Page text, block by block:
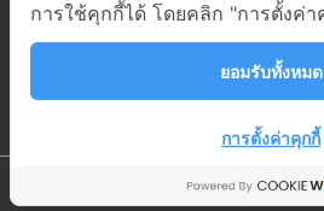
เกี่ยวกับอมร
ช่วยเหลือ
© 2019 AMORN ELECTRONIC | ALL RIGHTS
การใช้คุกกี้ได้ โดยคลิก "การตั้งค่า
ยอมรับทั้งหมด
การตั้งค่าคุกกี้